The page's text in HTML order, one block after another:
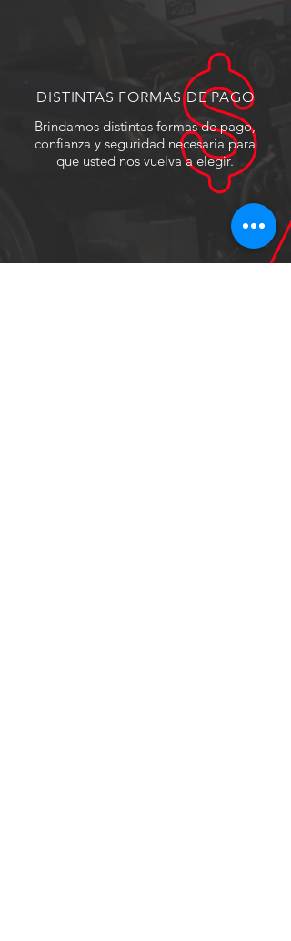
DISTINTAS FORMAS DE PAGO
Brindamos distintas formas de pago,
confianza y seguridad necesaria para
que usted nos vuelva a elegir.